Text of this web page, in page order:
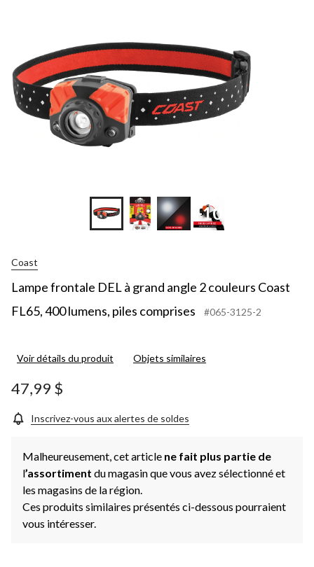
+10
Coast
Lampe frontale DEL à grand angle 2 couleurs Coast
FL65, 400 lumens, piles comprises
#065-3125-2
Voir détails du produit Objets similaires
47,99 $
Inscrivez-vous aux alertes de soldes
Malheureusement, cet article ne fait plus partie de
l’assortiment du magasin que vous avez sélectionné et
les magasins de la région.
Ces produits similaires présentés ci-dessous pourraient
vous intéresser.